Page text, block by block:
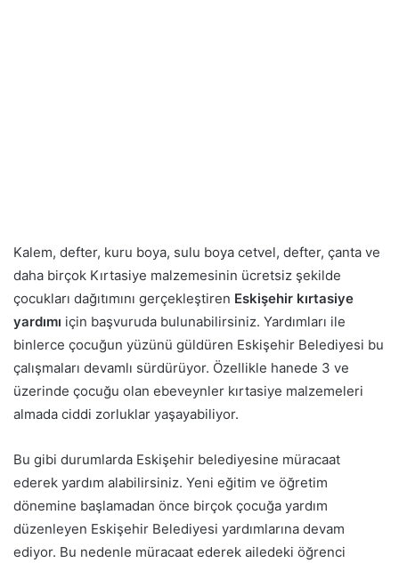
Kalem, defter, kuru boya, sulu boya cetvel, defter, çanta ve
daha birçok Kırtasiye malzemesinin ücretsiz şekilde
çocukları dağıtımını gerçekleştiren Eskişehir kırtasiye
yardımı için başvuruda bulunabilirsiniz. Yardımları ile
binlerce çocuğun yüzünü güldüren Eskişehir Belediyesi bu
çalışmaları devamlı sürdürüyor. Özellikle hanede 3 ve
üzerinde çocuğu olan ebeveynler kırtasiye malzemeleri
almada ciddi zorluklar yaşayabiliyor.
Bu gibi durumlarda Eskişehir belediyesine müracaat
ederek yardım alabilirsiniz. Yeni eğitim ve öğretim
dönemine başlamadan önce birçok çocuğa yardım
düzenleyen Eskişehir Belediyesi yardımlarına devam
ediyor. Bu nedenle müracaat ederek ailedeki öğrenci